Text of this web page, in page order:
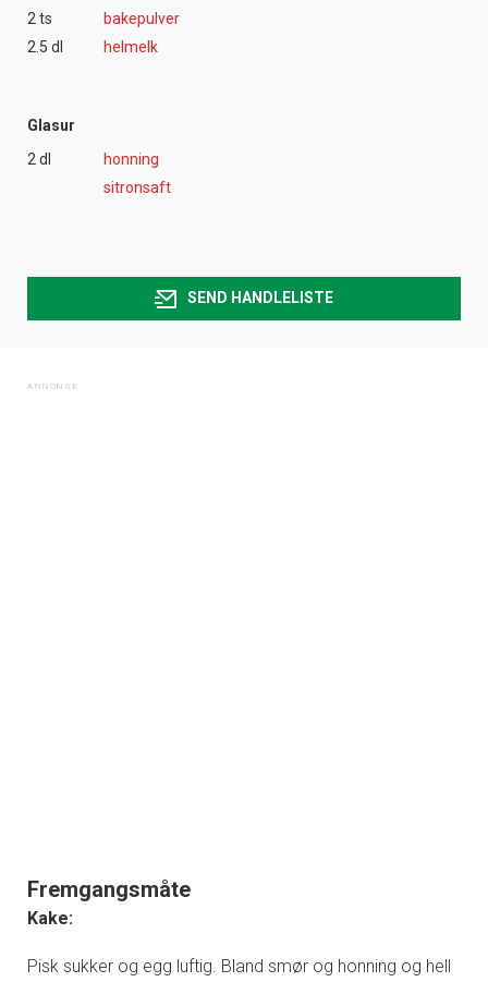
2 ts
bakepulver
2.5 dl
helmelk
Glasur
2 dl
honning
sitronsaft
SEND HANDLELISTE
Fremgangsmåte
Kake:
Pisk sukker og egg luftig. Bland smør og honning og hell